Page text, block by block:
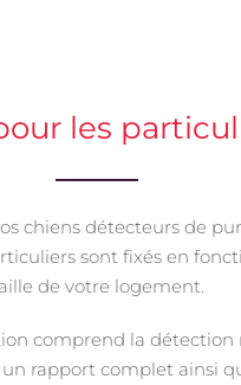
les
chiens détecteurs de
sont fixés en
de votre logement.
comprend la détection
rapport complet ainsi